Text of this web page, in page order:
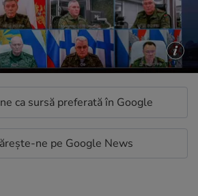
ca sursă preferată în Google
ne pe Google News